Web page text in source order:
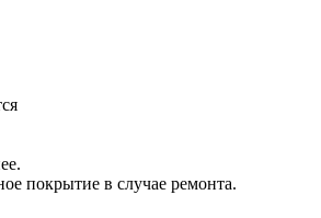
покрытие в случае ремонта.